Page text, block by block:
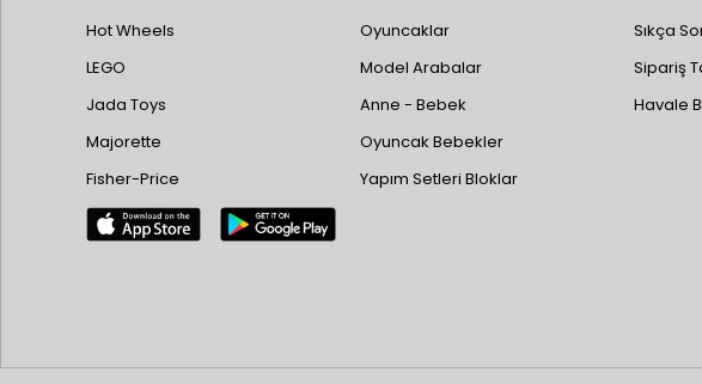
Hot Wheels
LEGO
Jada Toys
Majorette
Fisher-Price
Oyuncaklar
Model Arabalar
Anne - Bebek
Oyuncak Bebekler
Yapım Setleri Bloklar
Sıkça
Sipariş
Havale